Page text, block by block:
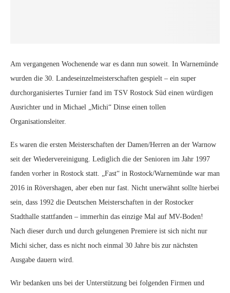
Am vergangenen Wochenende war es dann nun soweit. In Warnemünde
wurden die 30. Landeseinzelmeisterschaften gespielt – ein super
durchorganisiertes Turnier fand im TSV Rostock Süd einen würdigen
Ausrichter und in Michael „Michi“ Dinse einen tollen
Organisationsleiter.
Es waren die ersten Meisterschaften der Damen/Herren an der Warnow
seit der Wiedervereinigung. Lediglich die der Senioren im Jahr 1997
fanden vorher in Rostock statt. „Fast“ in Rostock/Warnemünde war man
2016 in Rövershagen, aber eben nur fast. Nicht unerwähnt sollte hierbei
sein, dass 1992 die Deutschen Meisterschaften in der Rostocker
Stadthalle stattfanden – immerhin das einzige Mal auf MV-Boden!
Nach dieser durch und durch gelungenen Premiere ist sich nicht nur
Michi sicher, dass es nicht noch einmal 30 Jahre bis zur nächsten
Ausgabe dauern wird.
Wir bedanken uns bei der Unterstützung bei folgenden Firmen und